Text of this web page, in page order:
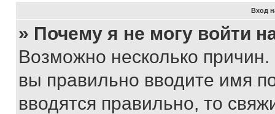
Вход
» Почему я не могу войти
Возможно несколько
вы правильно вводите имя
вводятся правильно, то